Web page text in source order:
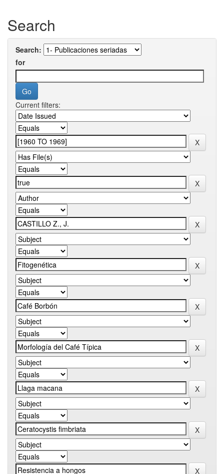
Search
Search:
for
Current filters: